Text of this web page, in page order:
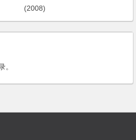
(2008)
。